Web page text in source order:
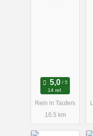
14 ref.
Rein in Taufers
10.5 km